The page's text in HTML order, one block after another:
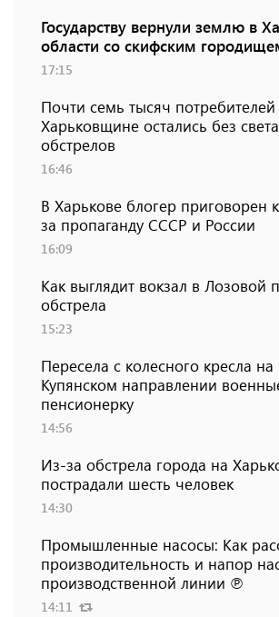
Государству вернули землю в
области со скифским
17:15
Почти семь тысяч потребителей
Харьковщине остались без
обстрелов
16:46
В Харькове блогер приговорен
за пропаганду СССР и России
16:09
Как выглядит вокзал в Лозовой
обстрела
15:23
Пересела с колесного кресла
Купянском направлении
пенсионерку
14:56
Из-за обстрела города на
пострадали шесть человек
14:30
Промышленные насосы: Как
производительность и напор
производственной линии ℗
14:11